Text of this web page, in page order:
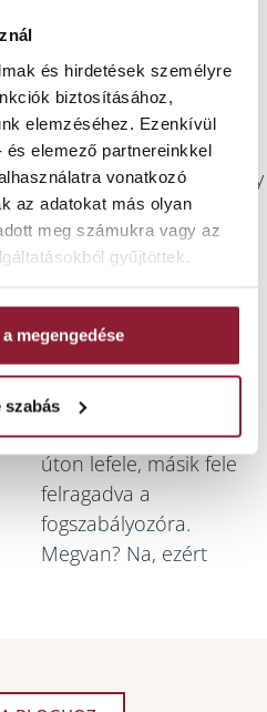
és hirdetések személyre
biztosításához,
elemzéséhez. Ezenkívül
elemező partnereinkkel
vonatkozó
az adatokat más olyan
meg számukra vagy az
gyűjtöttek.
megengedése
szabás
falatot, viszont éhes
maradok, mert elfogy a
türelmem, mielőtt
jóllaknék, vagy
tudomásul veszem, hogy
egy ideig nagyobb
feladat hárul a
gyomromra.
Ja, és egy jó tanács: aki
hasonló cipőben jár,
töltött káposztával ne
próbálkozzon. Hosszú
szál káposzta, egyik fele
úton lefele, másik fele
felragadva a
fogszabályozóra.
Megvan? Na, ezért